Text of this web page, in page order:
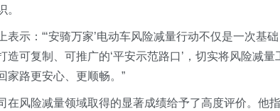
。
表示：“‘安骑万家’电动车风险减量行动不仅是一次基础
可复制、可推广的‘平安示范路口’，切实将风险减量
家路更安心、更顺畅。”
风险减量领域取得的显著成绩给予了高度评价。他指